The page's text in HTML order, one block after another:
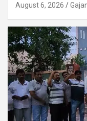
August 6, 2026